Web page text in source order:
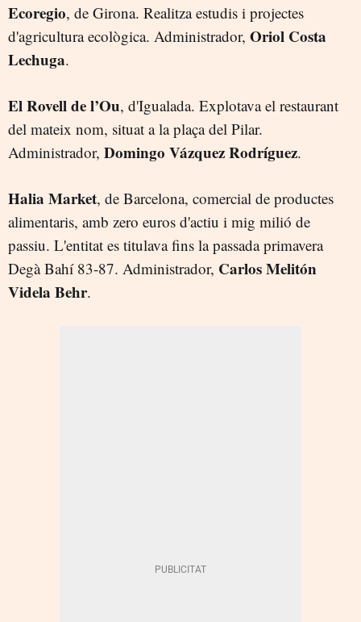
Ecoregio, de Girona. Realitza estudis i projectes
d'agricultura ecològica. Administrador, Oriol Costa
Lechuga.
El Rovell de l’Ou, d'Igualada. Explotava el restaurant
del mateix nom, situat a la plaça del Pilar.
Administrador, Domingo Vázquez Rodríguez.
Halia Market, de Barcelona, comercial de productes
alimentaris, amb zero euros d'actiu i mig milió de
passiu. L'entitat es titulava fins la passada primavera
Degà Bahí 83-87. Administrador, Carlos Melitón
Videla Behr.